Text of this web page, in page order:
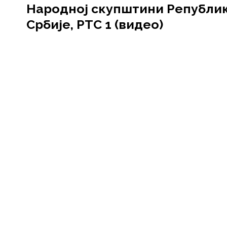
Народној скупштини
Србије, РТС 1 (видео)